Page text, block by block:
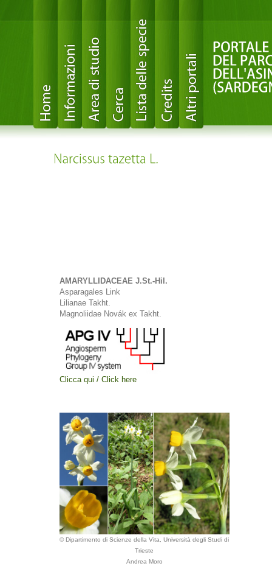
AMARYLLIDACEAE J.St.-Hil.
Asparagales Link
Lilianae Takht.
Magnoliidae Novák ex Takht.
Clicca qui / Click here
© Dipartimento di Scienze della Vita, Università degli Studi di
Trieste
Andrea Moro